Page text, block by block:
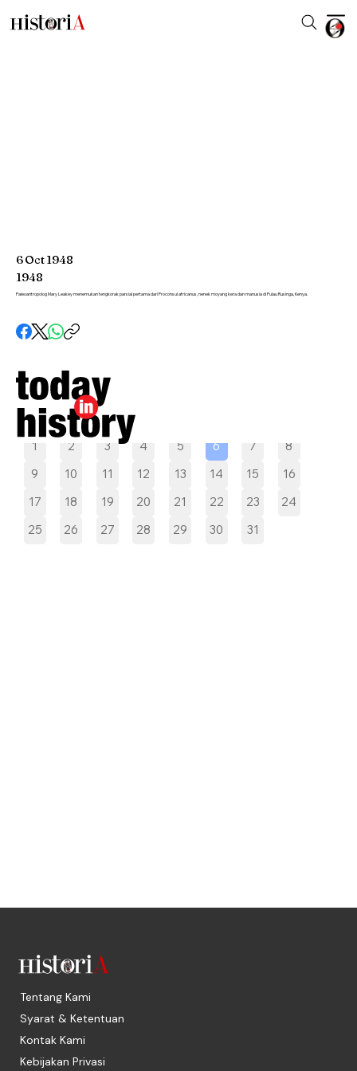
Pilih tanggal
1 2 3 4 5 6 7
8
9
10 11 12 13 14 15
16
17
18 19 20 21 22 23
24
25
26 27 28 29 30 31
6Oct1948
1948
Paleoantropolog Mary Leakey menemukan tengkorak parsial pertama dari Proconsul africanus, nenek moyang kera dan manusia di Pulau Rusinga, Kenya.
Tentang Kami
Syarat & Ketentuan
Kontak Kami
Kebijakan Privasi